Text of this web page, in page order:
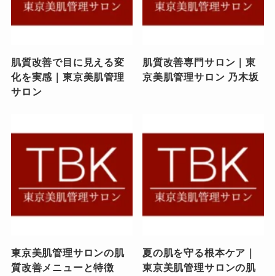
肌質改善で目に見える変
化を実感｜東京美肌管理
サロン
肌質改善専門サロン｜東
京美肌管理サロン 乃木坂
東京美肌管理サロンの肌
質改善メニューと特徴
夏の肌を守る根本ケア｜
東京美肌管理サロンの肌